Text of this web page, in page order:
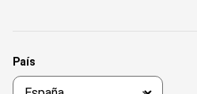
País